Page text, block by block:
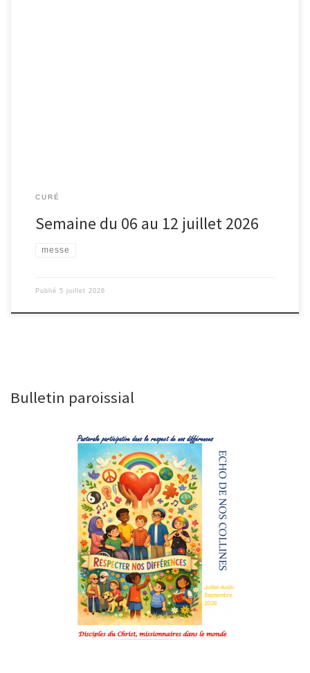
CURÉ
Semaine du 06 au 12 juillet 2026
messe
Publié 5 juillet 2026
Bulletin paroissial